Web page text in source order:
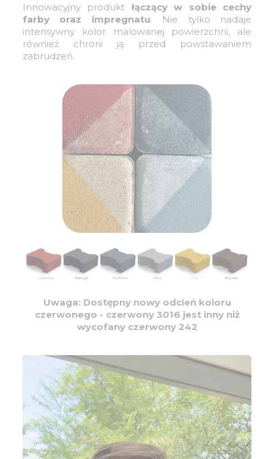
Innowacyjny produkt łączący w sobie cechy
farby oraz impregnatu. Nie tylko nadaje
intensywny kolor malowanej powierzchni, ale
również chroni ją przed powstawaniem
zabrudzeń.
Uwaga: Dostępny nowy odcień koloru
czerwonego - czerwony 3016 jest inny niż
wycofany czerwony 242